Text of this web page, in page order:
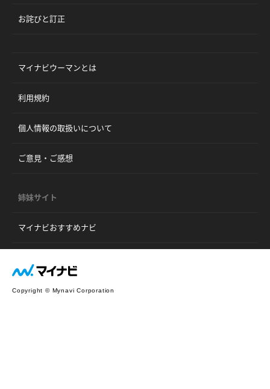
お詫びと訂正
マイナビウーマンとは
利用規約
個人情報の取扱いについて
ご意見・ご感想
姉妹サイト
マイナビおすすめナビ
Copyright © Mynavi Corporation